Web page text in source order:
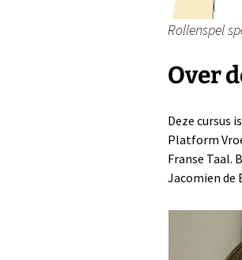
Rollenspel
Over
Deze cursus
Platform
Franse Taal.
Jacomien de